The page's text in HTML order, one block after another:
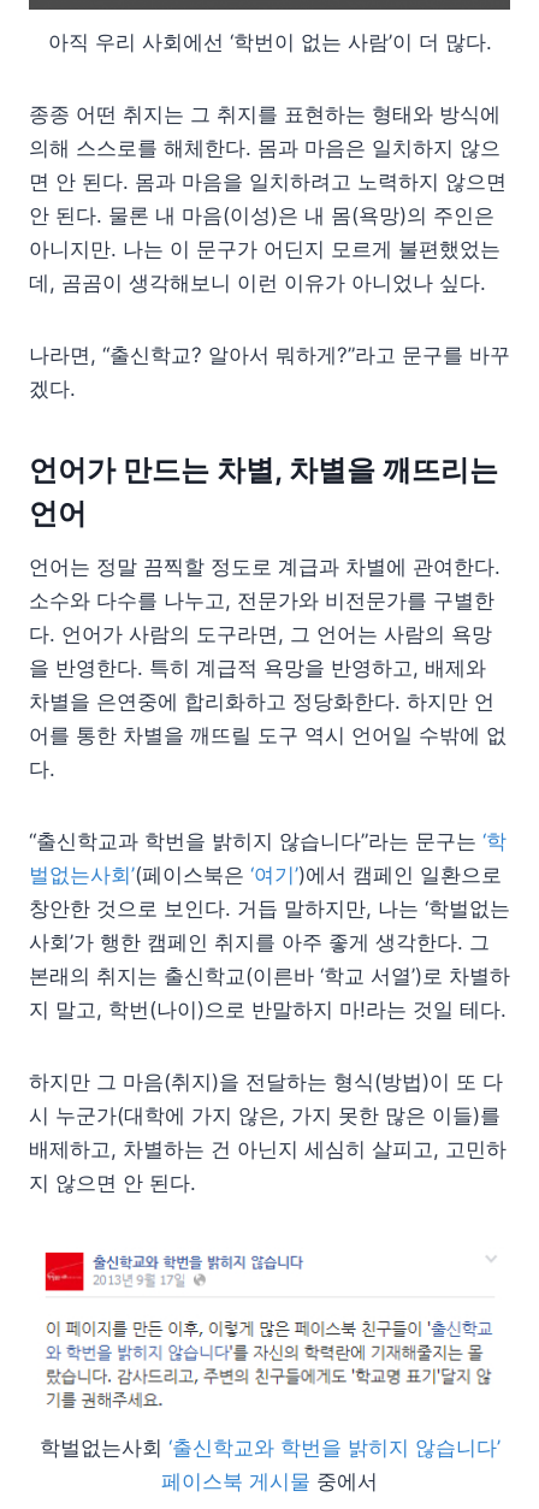
아직 우리 사회에선 ‘학번이 없는 사람’이 더 많다.
종종 어떤 취지는 그 취지를 표현하는 형태와 방식에
의해 스스로를 해체한다. 몸과 마음은 일치하지 않으
면 안 된다. 몸과 마음을 일치하려고 노력하지 않으면
안 된다. 물론 내 마음(이성)은 내 몸(욕망)의 주인은
아니지만. 나는 이 문구가 어딘지 모르게 불편했었는
데, 곰곰이 생각해보니 이런 이유가 아니었나 싶다.
나라면, “출신학교? 알아서 뭐하게?”라고 문구를 바꾸
겠다.
언어가 만드는 차별, 차별을 깨뜨리는
언어
언어는 정말 끔찍할 정도로 계급과 차별에 관여한다.
소수와 다수를 나누고, 전문가와 비전문가를 구별한
다. 언어가 사람의 도구라면, 그 언어는 사람의 욕망
을 반영한다. 특히 계급적 욕망을 반영하고, 배제와
차별을 은연중에 합리화하고 정당화한다. 하지만 언
어를 통한 차별을 깨뜨릴 도구 역시 언어일 수밖에 없
다.
“출신학교과 학번을 밝히지 않습니다”라는 문구는 ‘학
벌없는사회’(페이스북은 ‘여기’)에서 캠페인 일환으로
창안한 것으로 보인다. 거듭 말하지만, 나는 ‘학벌없는
사회’가 행한 캠페인 취지를 아주 좋게 생각한다. 그
본래의 취지는 출신학교(이른바 ‘학교 서열’)로 차별하
지 말고, 학번(나이)으로 반말하지 마!라는 것일 테다.
하지만 그 마음(취지)을 전달하는 형식(방법)이 또 다
시 누군가(대학에 가지 않은, 가지 못한 많은 이들)를
배제하고, 차별하는 건 아닌지 세심히 살피고, 고민하
지 않으면 안 된다.
학벌없는사회 ‘출신학교와 학번을 밝히지 않습니다’
페이스북 게시물 중에서